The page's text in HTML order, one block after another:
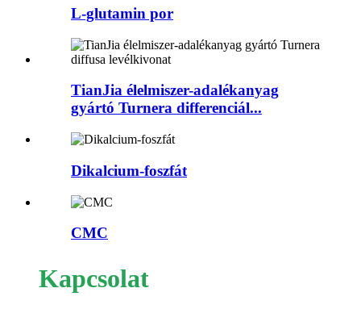
L-glutamin por
TianJia élelmiszer-adalékanyag
gyártó Turnera differenciál...
Dikalcium-foszfát
CMC
Kapcsolat